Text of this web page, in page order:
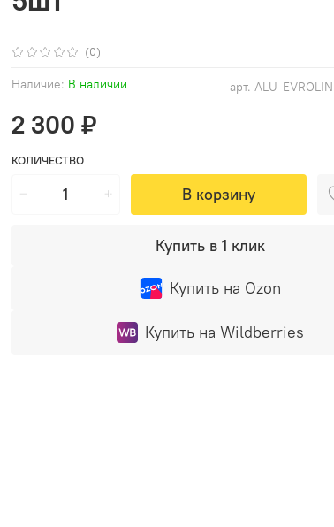
(0)
арт. ALU-
Наличие: В наличии
2 300 ₽
КОЛИЧЕСТВО
В корзину
Купить в 1 клик
Купить на Ozon
Купить на Wildberries